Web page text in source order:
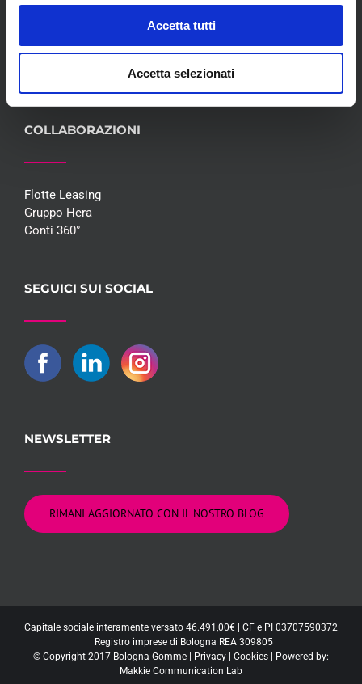
Accetta tutti
Accetta selezionati
Whisteblowing D.Lgs 24/2023
Promozioni
COLLABORAZIONI
Flotte Leasing
Gruppo Hera
Conti 360°
SEGUICI SUI SOCIAL
NEWSLETTER
RIMANI AGGIORNATO CON IL NOSTRO BLOG
Capitale sociale interamente versato 46.491,00€ | CF e PI 03707590372
| Registro imprese di Bologna REA 309805
© Copyright 2017 Bologna Gomme | Privacy | Cookies | Powered by:
Makkie Communication Lab